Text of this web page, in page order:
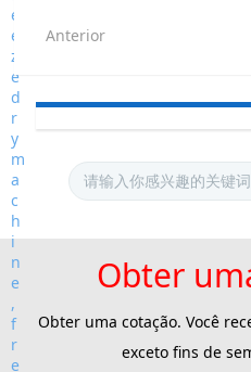
Anterior
Obter
Obter uma cotação. Você
exceto fins de